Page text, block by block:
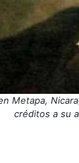
Metapa,
créditos a su